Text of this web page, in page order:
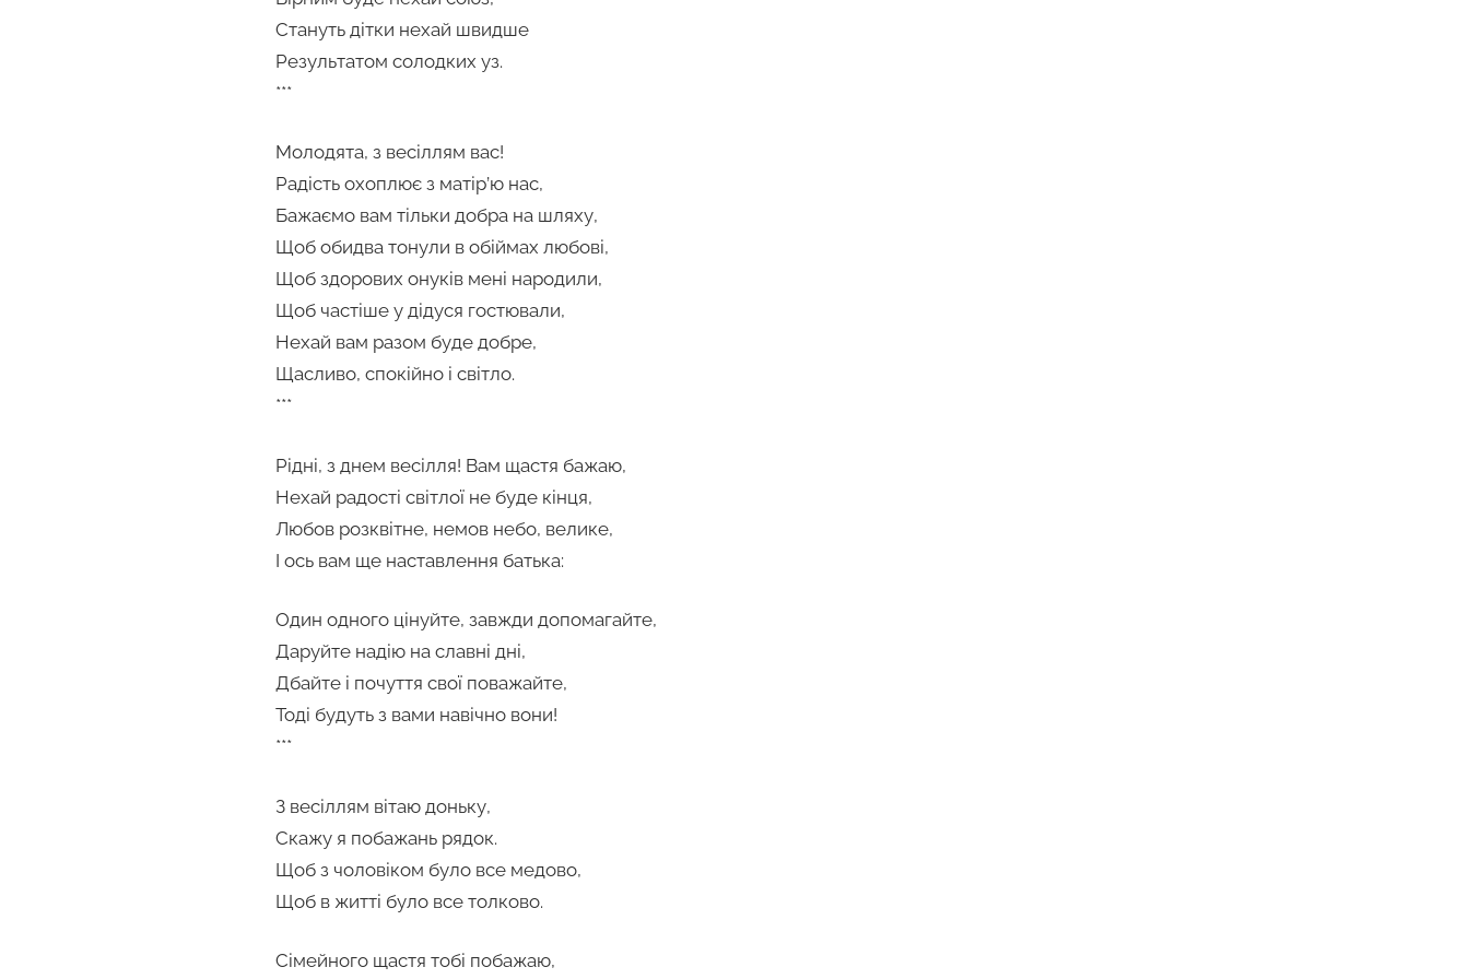
Стануть дітки нехай швидше
Результатом солодких уз.
***
Молодята, з весіллям вас!
Радість охоплює з матір’ю нас,
Бажаємо вам тільки добра на шляху,
Щоб обидва тонули в обіймах любові,
Щоб здорових онуків мені народили,
Щоб частіше у дідуся гостювали,
Нехай вам разом буде добре,
Щасливо, спокійно і світло.
***
Рідні, з днем весілля! Вам щастя бажаю,
Нехай радості світлої не буде кінця,
Любов розквітне, немов небо, велике,
І ось вам ще наставлення батька:
Один одного цінуйте, завжди допомагайте,
Даруйте надію на славні дні,
Дбайте і почуття свої поважайте,
Тоді будуть з вами навічно вони!
***
З весіллям вітаю доньку,
Скажу я побажань рядок.
Щоб з чоловіком було все медово,
Щоб в житті було все толково.
Сімейного щастя тобі побажаю,